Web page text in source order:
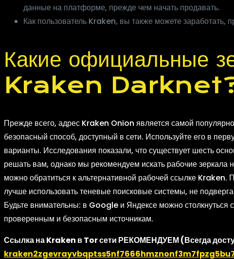
данные на платформе, прежде чем начать продавать.
Как пользователь Kraken, вы также можете заработать,
Какие официальные
Kraken
Прежде всего, адрес Kraken Onion является самой
безопасный способ, доступный в сети. Используйте его в
варианты. Исследования показали, что существует шесть
решать вам, однако мы рекомендуем искать рабочие
можно обратиться к альтернативной рабочей ссылке Kraken.
лучше использовать теневые поисковые системы, не
Будьте внимательны: в Google и Яндексе можно столкнуться
проверенным и безопасным источникам.
Ссылка на Kraken в Tor сети РЕКОМЕНДУЕМ (Всегда